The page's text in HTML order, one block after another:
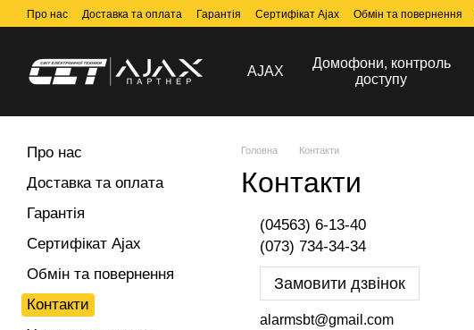
Перейти до основного контенту
Про нас Доставка та оплата Гарантія Сертифікат Ajax Обмін та повернення
AJAX
Домофони, контроль
доступу
Головна Контакти
Контакти
(04563) 6-13-40
(073) 734-34-34
Замовити дзвінок
alarmsbt@gmail.com
Про нас
Доставка та оплата
Гарантія
Сертифікат Ajax
Обмін та повернення
Контакти